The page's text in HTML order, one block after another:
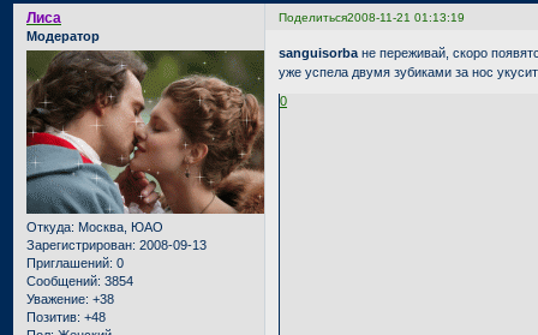
Поделиться2008-11-21 01:13:19
Лиса
Модератор
Откуда: Москва, ЮАО
Зарегистрирован: 2008-09-13
Приглашений: 0
Сообщений: 3854
Уважение: +38
Позитив: +48
sanguisorba не переживай, скоро
уже успела двумя зубиками за нос
0